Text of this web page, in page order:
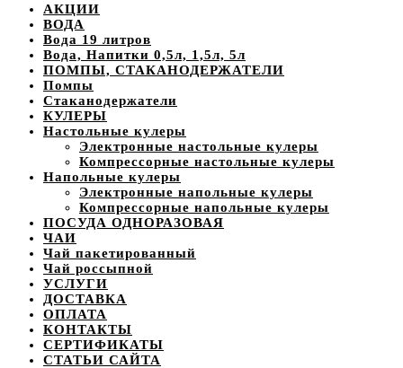
АКЦИИ
ВОДА
Вода 19 литров
Вода, Напитки 0,5л, 1,5л, 5л
ПОМПЫ, СТАКАНОДЕРЖАТЕЛИ
Помпы
Стаканодержатели
КУЛЕРЫ
Настольные кулеры
Электронные настольные кулеры
Компрессорные настольные кулеры
Напольные кулеры
Электронные напольные кулеры
Компрессорные напольные кулеры
ПОСУДА ОДНОРАЗОВАЯ
ЧАИ
Чай пакетированный
Чай россыпной
УСЛУГИ
ДОСТАВКА
ОПЛАТА
КОНТАКТЫ
СЕРТИФИКАТЫ
СТАТЬИ САЙТА